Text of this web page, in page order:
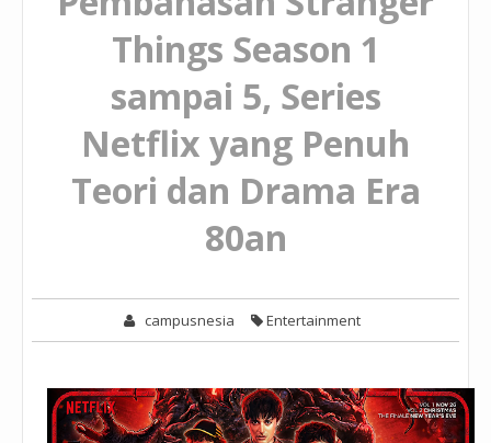
Things Season 1
sampai 5, Series
Netflix yang Penuh
Teori dan Drama Era
80an
campusnesia Entertainment